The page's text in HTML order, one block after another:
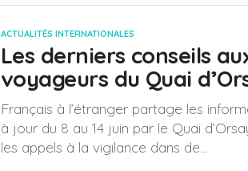
ACTUALITÉS INTERNATIONALES
Les derniers conseils
voyageurs du Quai
Français à l’étranger partage les
à jour du 8 au 14 juin par le Quai
les appels à la vigilance dans de...